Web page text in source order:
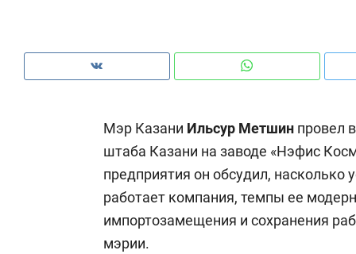
Мэр Казани Ильсур Метшин провел
штаба Казани на заводе «Нэфис
предприятия он обсудил, насколько
работает компания, темпы ее
импортозамещения и сохранения
мэрии.
Рекомендуем
Опыт выживания в дикой
природе, работа
с ментальным и физическим
Рекомендуем
Мексика,
и вагон с